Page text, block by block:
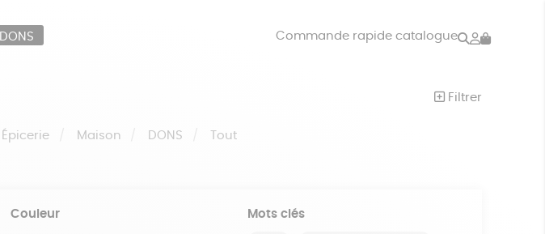
DONS Commande rapide catalogue Rechercher
Mon
Filtrer
Épicerie Maison DONS Tout
Couleur Mots clés